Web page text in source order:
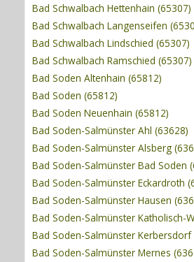
Bad Schwalbach Hettenhain (65307)
Bad Schwalbach Langenseifen
Bad Schwalbach Lindschied (65307)
Bad Schwalbach Ramschied (65307)
Bad Soden Altenhain (65812)
Bad Soden (65812)
Bad Soden Neuenhain (65812)
Bad Soden-Salmünster Ahl (63628)
Bad Soden-Salmünster Alsberg
Bad Soden-Salmünster Bad Soden
Bad Soden-Salmünster Eckardroth
Bad Soden-Salmünster Hausen
Bad Soden-Salmünster Katholisch-
Bad Soden-Salmünster Kerbersdorf
Bad Soden-Salmünster Mernes